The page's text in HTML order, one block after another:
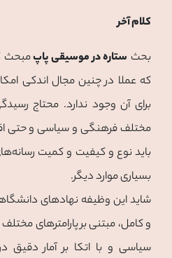
كلام آخر
بحث ستاره در موسیقی پاپمبحث
که عملا در چنین مجال اندکی
برای آن وجود ندارد. محتاج
مختلف فرهنگی و سیاسی و حتی
باید نوع و کیفیت و کمیت
بسیاری موارد دیگر.
شاید این وظیفه نهادهای
و کامل، مبتنی بر پارامترهای
سیاسی و با اتکا بر آمار دقیق